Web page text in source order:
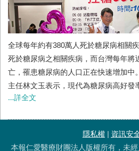
全球每年約有380萬人死於糖尿病相關
死於糖尿病之相關疾病，而台灣每年將
亡，罹患糖尿病的人口正在快速增加中
主任林文玉表示，現代為糖尿病高好發
10秒鐘）有2人新診斷出患有糖尿病，
員，揪出罪惡的糖尿病，將它教化，維
...詳全文
隱私權| 資訊安
本報仁愛醫療財團法人版權所有，未